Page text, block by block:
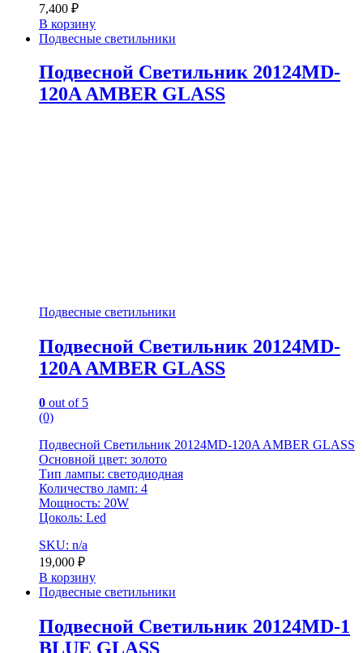
7,400 ₽
В корзину
Подвесные светильники
Подвесной Светильник 20124MD-
120A AMBER GLASS
Подвесные светильники
Подвесной Светильник 20124MD-
120A AMBER GLASS
0 out of 5
(0)
Подвесной Светильник 20124MD-120A AMBER GLASS
Основной цвет: золото
Тип лампы: светодиодная
Количество ламп: 4
Мощность: 20W
Цоколь: Led
SKU: n/a
19,000 ₽
В корзину
Подвесные светильники
Подвесной Светильник 20124MD-1
BLUE GLASS